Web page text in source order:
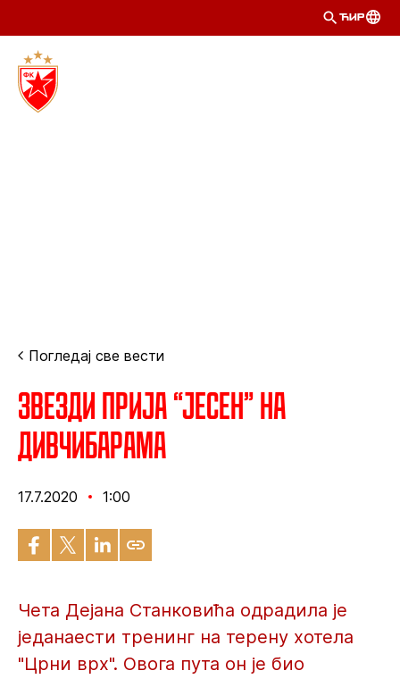
ЋИР
Погледај све вести
Звезди прија “јесен” на
Дивчибарама
17.7.2020 1:00
Чета Дејана Станковића одрадила је
једанаести тренинг на терену хотела
"Црни врх". Овога пута он је био